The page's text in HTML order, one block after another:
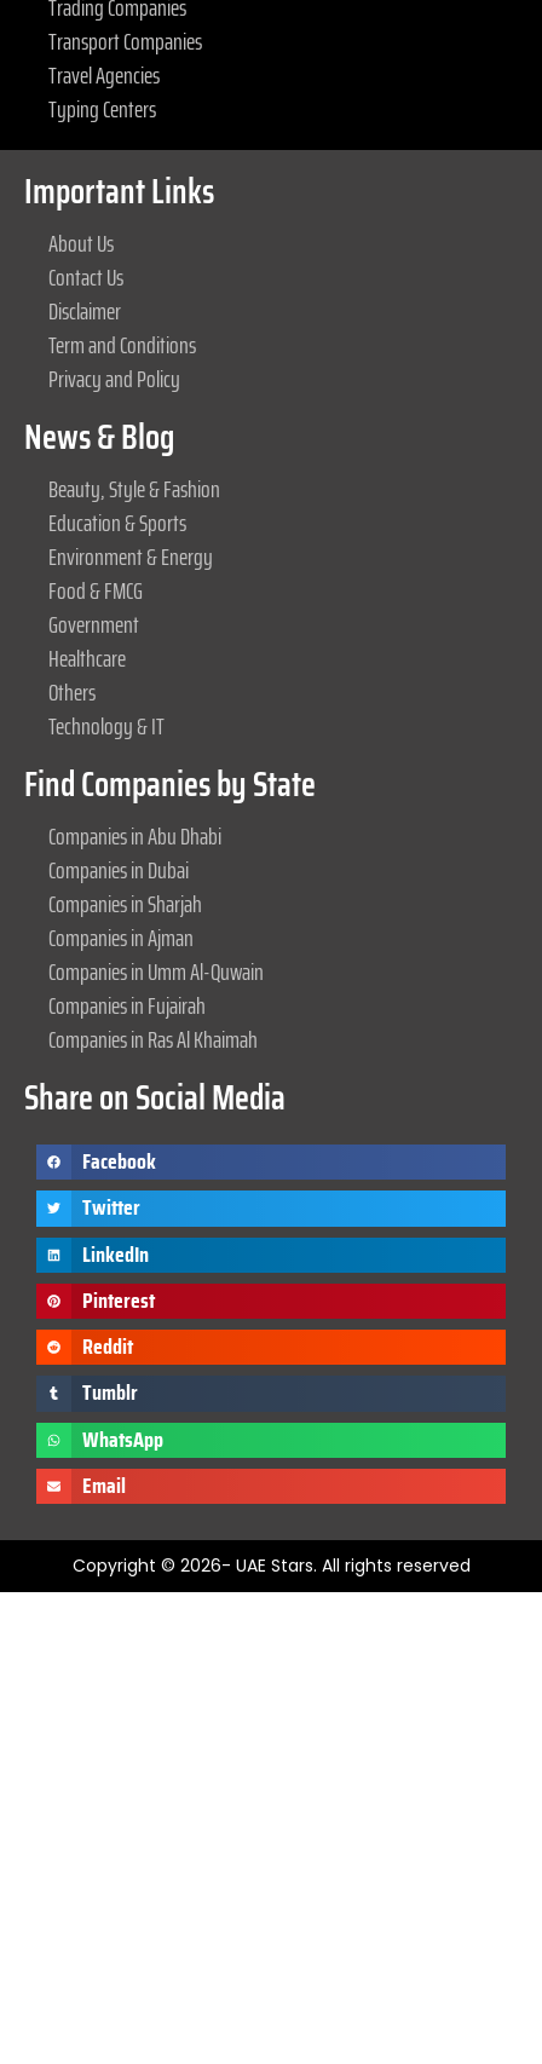
Transport Companies
Travel Agencies
Typing Centers
Important Links
About Us
Contact Us
Disclaimer
Term and Conditions
Privacy and Policy
News & Blog
Beauty, Style & Fashion
Education & Sports
Environment & Energy
Food & FMCG
Government
Healthcare
Others
Technology & IT
Find Companies by State
Companies in Abu Dhabi
Companies in Dubai
Companies in Sharjah
Companies in Ajman
Companies in Umm Al-Quwain
Companies in Fujairah
Companies in Ras Al Khaimah
Share on Social Media
Facebook
Twitter
LinkedIn
Pinterest
Reddit
Tumblr
WhatsApp
Email
Copyright © 2026- UAE Stars. All rights reserved